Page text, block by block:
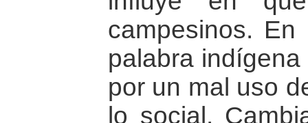
campesinos.
palabra
por un mal uso
lo social.